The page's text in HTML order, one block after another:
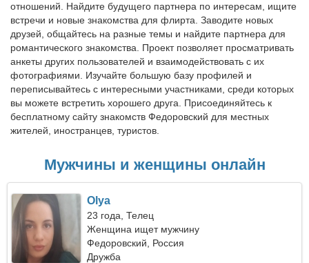
отношений. Найдите будущего партнера по интересам, ищите
встречи и новые знакомства для флирта. Заводите новых
друзей, общайтесь на разные темы и найдите партнера для
романтического знакомства. Проект позволяет просматривать
анкеты других пользователей и взаимодействовать с их
фотографиями. Изучайте большую базу профилей и
переписывайтесь с интересными участниками, среди которых
вы можете встретить хорошего друга. Присоединяйтесь к
бесплатному сайту знакомств Федоровский для местных
жителей, иностранцев, туристов.
Мужчины и женщины онлайн
Olya
23 года, Телец
Женщина ищет мужчину
Федоровский, Россия
Дружба